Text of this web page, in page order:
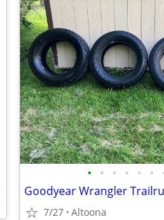
• • • • • •
7/27 Altoona